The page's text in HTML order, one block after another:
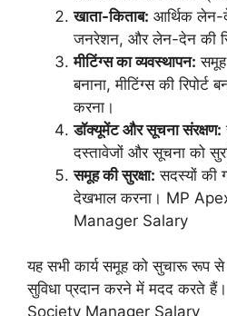
खाता-किताब: आर्थिक लेन-
जनरेशन, और लेन-देन की
मीटिंग्स का व्यवस्थापन: समूह
बनाना, मीटिंग्स की
करना।
डॉक्यूमेंट और सूचना संरक्षण:
दस्तावेजों और सूचना को
समूह की सुरक्षा: सदस्यों की
देखभाल करना। MP
Manager Salary
यह सभी कार्य समूह को सुचारू रूप
सुविधा प्रदान करने में मदद करते
Society Manager Salary